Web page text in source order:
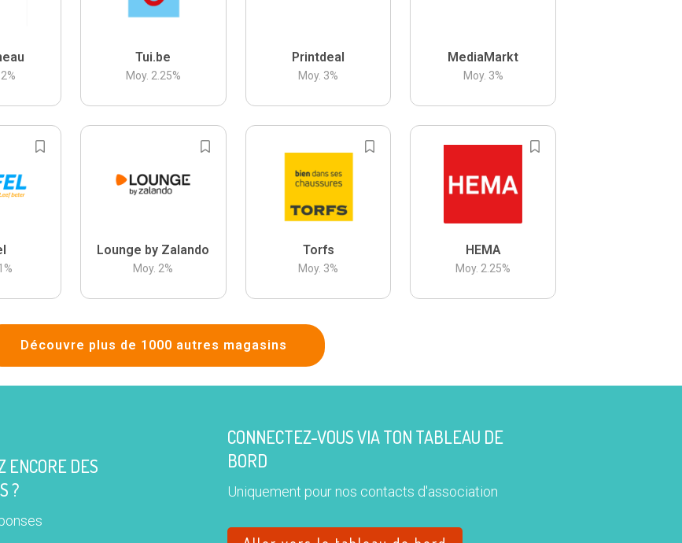
%
Tui.be
Moy. 2.25%
Printdeal
Moy. 3%
MediaMarkt
Moy. 3%
%
Lounge by Zalando
Moy. 2%
Torfs
Moy. 3%
HEMA
Moy. 2.25%
Découvre plus de 1000 autres magasins
ENCORE DES
?
CONNECTEZ-VOUS VIA TON TABLEAU DE
BORD
Uniquement pour nos contacts d'association